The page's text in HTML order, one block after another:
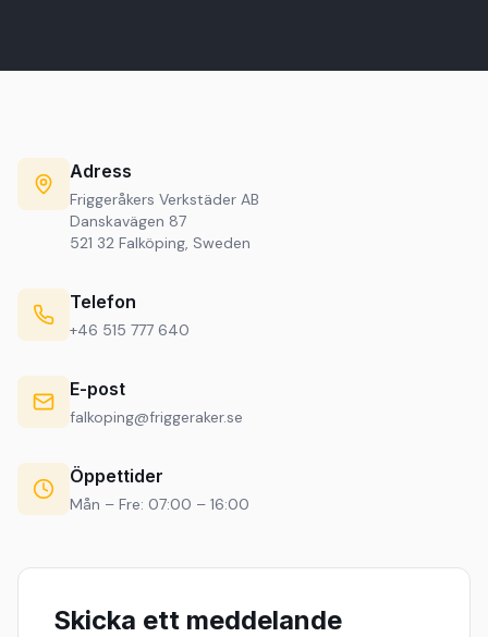
Adress
Friggeråkers Verkstäder AB
Danskavägen 87
521 32 Falköping, Sweden
Telefon
+46 515 777 640
E-post
falkoping@friggeraker.se
Öppettider
Mån – Fre: 07:00 – 16:00
Skicka ett meddelande